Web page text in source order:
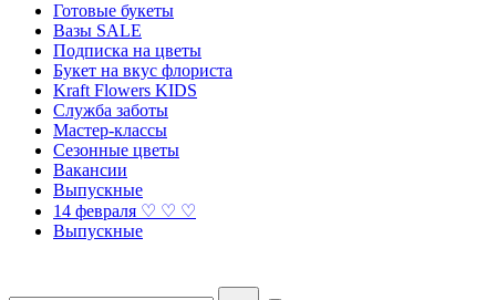
Готовые букеты
Вазы SALE
Подписка на цветы
Букет на вкус флориста
Kraft Flowers KIDS
Служба заботы
Мастер-классы
Сезонные цветы
Вакансии
Выпускные
14 февраля ♡ ♡ ♡
Выпускные